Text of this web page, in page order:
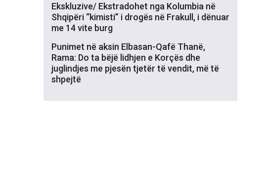
Ekskluzive/ Ekstradohet nga Kolumbia në
Shqipëri “kimisti” i drogës në Frakull, i dënuar
me 14 vite burg
Punimet në aksin Elbasan-Qafë Thanë,
Rama: Do ta bëjë lidhjen e Korçës dhe
juglindjes me pjesën tjetër të vendit, më të
shpejtë